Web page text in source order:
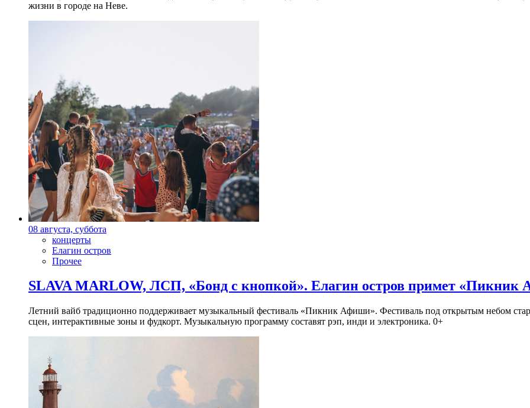
жизни в городе на Неве.
08 августа, суббота
концерты
Елагин остров
Прочее
SLAVA MARLOW, ЛСП, «Бонд с кнопкой». Елагин остров примет «Пикник
Летний вайб традиционно поддерживает музыкальный фестиваль «Пикник Афиши». Фестиваль под открытым небом
сцен, интерактивные зоны и фудкорт. Музыкальную программу составят рэп, инди и электроника. 0+